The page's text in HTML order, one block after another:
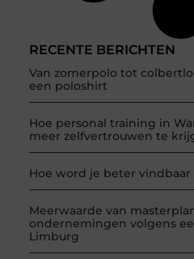
RECENTE BERICHTEN
Van zomerpolo tot
een poloshirt
Hoe personal training in
meer zelfvertrouwen te
Hoe word je beter vindbaar
Meerwaarde van
ondernemingen volgens
Limburg